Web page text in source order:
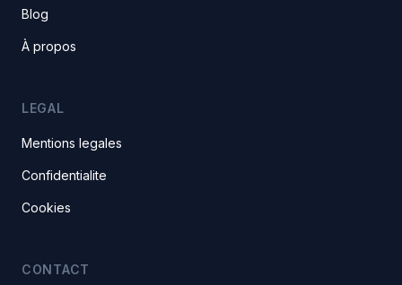
Blog
À propos
LEGAL
Mentions legales
Confidentialite
Cookies
CONTACT